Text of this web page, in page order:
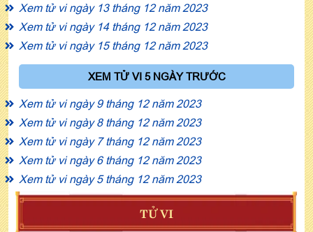
Xem tử vi ngày 13 tháng 12 năm 2023
Xem tử vi ngày 14 tháng 12 năm 2023
Xem tử vi ngày 15 tháng 12 năm 2023
XEM TỬ VI 5 NGÀY TRƯỚC
Xem tử vi ngày 9 tháng 12 năm 2023
Xem tử vi ngày 8 tháng 12 năm 2023
Xem tử vi ngày 7 tháng 12 năm 2023
Xem tử vi ngày 6 tháng 12 năm 2023
Xem tử vi ngày 5 tháng 12 năm 2023
TỬ VI